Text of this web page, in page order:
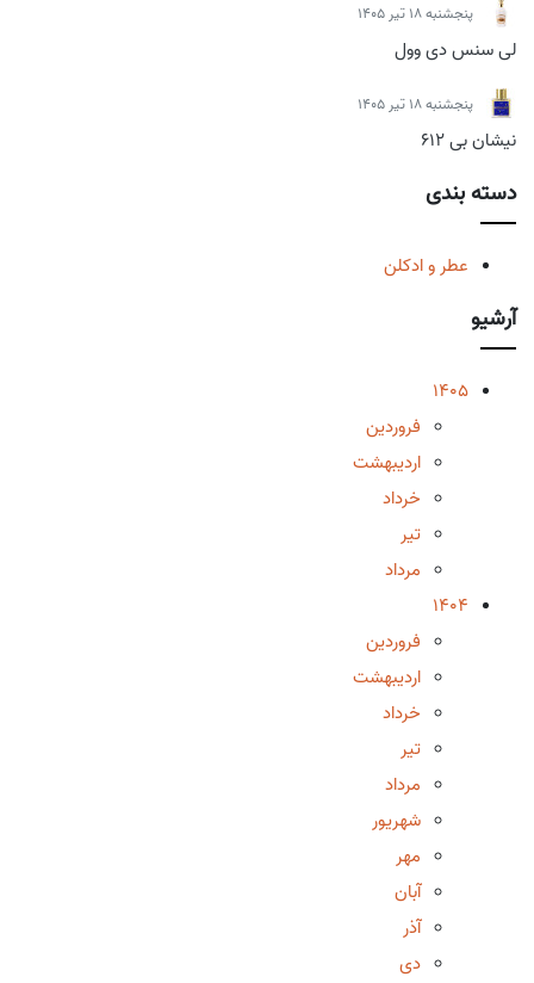
پنجشنبه 18 تیر 1405
لی سنس دی وول
پنجشنبه 18 تیر 1405
نیشان بی 612
دسته بندی
عطر و ادکلن
آرشیو
1405
فروردین
اردیبهشت
خرداد
تیر
مرداد
1404
فروردین
اردیبهشت
خرداد
تیر
مرداد
شهریور
مهر
آبان
آذر
دی